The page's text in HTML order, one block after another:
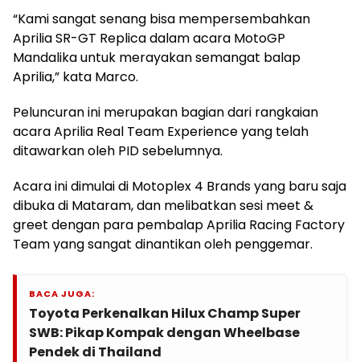
“Kami sangat senang bisa mempersembahkan
Aprilia SR-GT Replica dalam acara MotoGP
Mandalika untuk merayakan semangat balap
Aprilia,” kata Marco.
Peluncuran ini merupakan bagian dari rangkaian
acara Aprilia Real Team Experience yang telah
ditawarkan oleh PID sebelumnya.
Acara ini dimulai di Motoplex 4 Brands yang baru saja
dibuka di Mataram, dan melibatkan sesi meet &
greet dengan para pembalap Aprilia Racing Factory
Team yang sangat dinantikan oleh penggemar.
BACA JUGA:
Toyota Perkenalkan Hilux Champ Super
SWB: Pikap Kompak dengan Wheelbase
Pendek di Thailand